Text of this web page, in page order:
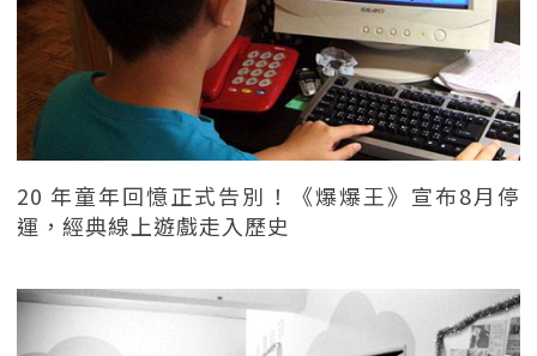
20 年童年回憶正式告別！《爆爆王》宣布8月停
運，經典線上遊戲走入歷史